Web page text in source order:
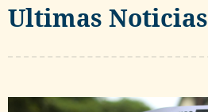
Ultimas Noticias